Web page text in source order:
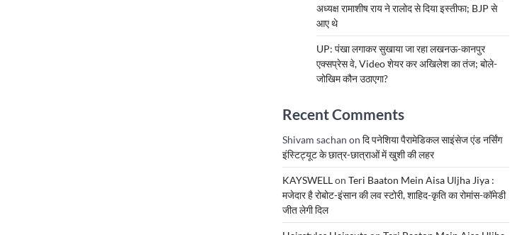
अध्यक्ष रामाशीष राय ने रालोद से दिया इस्तीफा; BJP से
आए थे
UP: पंखा लगाकर सुखाया जा रहा लखनऊ-कानपुर
एक्सप्रेस वे, Video शेयर कर अखिलेश का तंज; बोले-
जोखिम कौन उठाएगा?
Recent Comments
Shivam sachan on दि पनेशिया पैरामेडिकल साइंसेज एंड नर्सिंग
इंस्टिट्यूट के छात्र-छात्राओं में खुशी की लहर
KAYSWELLon Teri Baaton Mein Aisa Uljha Jiya :
मजेदार है रोबोट-इंसान की लव स्टोरी, शाहिद-कृति का रोमांस-कॉमेडी
जीत लेगी दिल